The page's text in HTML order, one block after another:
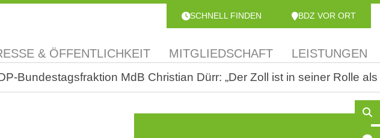
SCHNELL FINDEN BDZ VOR ORT
& ÖFFENTLICHKEIT MITGLIEDSCHAFT LEISTUNGEN
Bundestagsfraktion MdB Christian Dürr: „Der Zoll ist in seiner Rolle